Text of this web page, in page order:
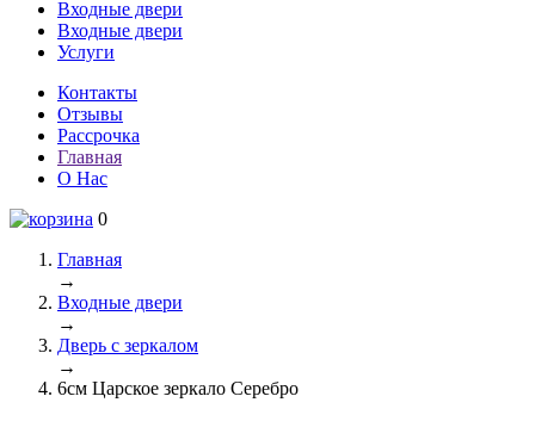
Входные двери
Входные двери
Услуги
Контакты
Отзывы
Рассрочка
Главная
О Нас
0
Главная
→
Входные двери
→
Дверь с зеркалом
→
6см Царское зеркало Серебро